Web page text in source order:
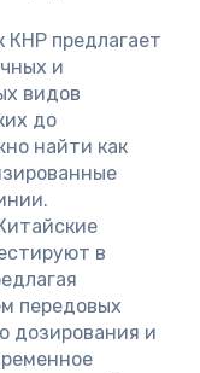
КНР предлагает
и
видов
до
найти как
в
передовых
дозирования и